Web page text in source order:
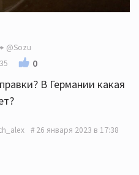
@Sozu
0
В Германии какая
26 января 2023 в 17:38